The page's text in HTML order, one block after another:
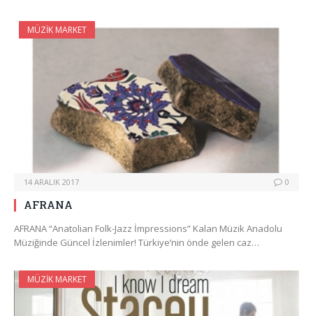
MÜZIK MARKET
14 ARALIK 2017 0
AFRANA
AFRANA “Anatolian Folk-Jazz İmpressions” Kalan Müzik Anadolu
Müziğinde Güncel İzlenimler! Türkiye’nin önde gelen caz…
MÜZIK MARKET